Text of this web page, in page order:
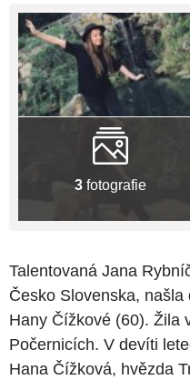
3 fotografie
Talentovaná Jana
Česko Slovenska,
Hany Čížkové (60). Žila
Počernicích. V devíti
Hana Čížková, hvězda